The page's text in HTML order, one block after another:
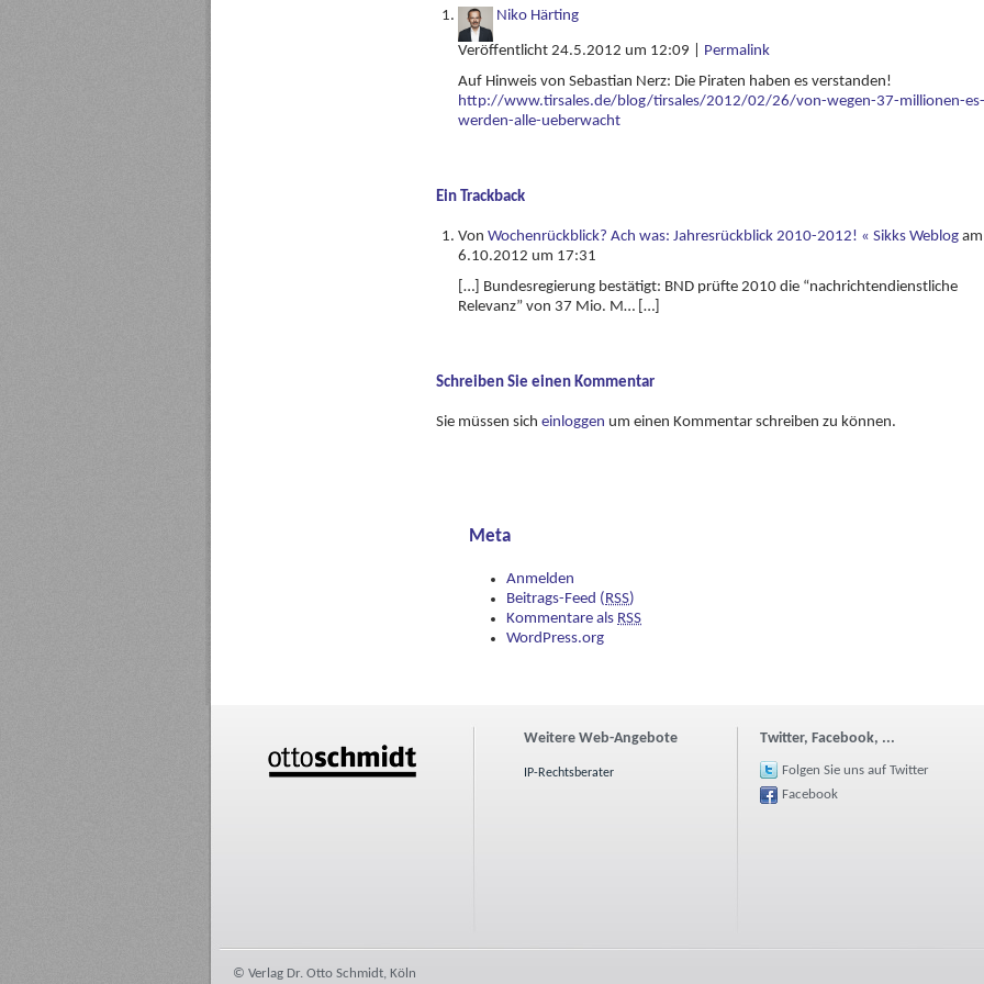
Niko Härting
Veröffentlicht 24.5.2012 um 12:09
Permalink
Auf Hinweis von Sebastian Nerz: Die Piraten haben es verstanden!
http://www.tirsales.de/blog/tirsales/2012/02/26/von-wegen-37-millionen-es-
werden-alle-ueberwacht
Ein Trackback
Von Wochenrückblick? Ach was: Jahresrückblick 2010-2012! « Sikks Weblog am
6.10.2012 um 17:31
[…] Bundesregierung bestätigt: BND prüfte 2010 die “nachrichtendienstliche
Relevanz” von 37 Mio. M… […]
Schreiben Sie einen Kommentar
Sie müssen sich einloggen um einen Kommentar schreiben zu können.
Meta
Anmelden
Beitrags-Feed (RSS)
Kommentare als RSS
WordPress.org
Weitere Web-Angebote
IP-Rechtsberater
Twitter, Facebook, ...
Folgen Sie uns auf Twitter
Facebook
© Verlag Dr. Otto Schmidt, Köln